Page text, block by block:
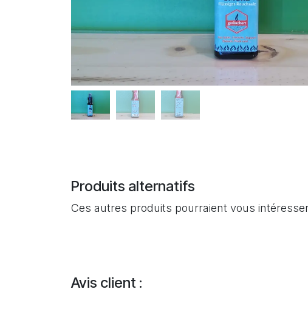
Produits alternatifs
Ces autres produits pourraient vous
Avis client :